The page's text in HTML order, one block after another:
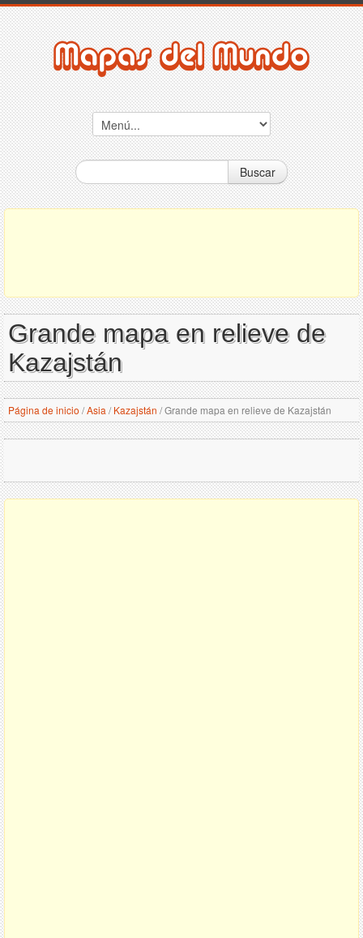
Buscar
Grande mapa en relieve de
Kazajstán
Página de inicio /Asia / Kazajstán /Grande mapa en relieve de Kazajstán